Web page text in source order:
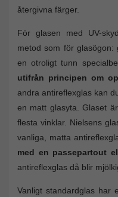
återgivna färger.
För glasen med UV-
metod som för glasögon:
en otroligt tunn
utifrån principen om
andra antireflexglas kan
en matt glasyta. Glaset
flesta vinklar. Nielsens
vanliga, matta
med en passepartout
antireflexglas då blir
Vanligt standardglas har